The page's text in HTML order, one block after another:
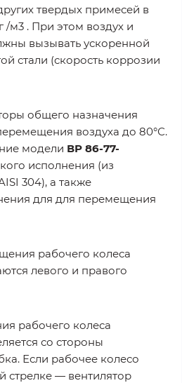
твердых примесей в
/м3 . При этом воздух и
вызывать ускоренной
стали (скорость коррозии
общего назначения
воздуха до 80°С.
модели ВР 86-77-
исполнения (из
304), а также
для для перемещения
рабочего колеса
левого и правого
рабочего колеса
со стороны
Если рабочее колесо
стрелке — вентилятор